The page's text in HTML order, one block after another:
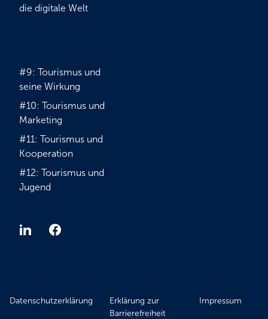
die digitale Welt
#9: Tourismus und
seine Wirkung
#10: Tourismus und
Marketing
#11: Tourismus und
Kooperation
#12: Tourismus und
Jugend
Datenschutzerklärung
Erklärung zur
Barrierefreiheit
Impressum